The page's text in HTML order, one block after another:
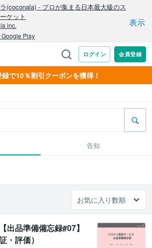
で10％割引クーポンを獲得！
告知
出品準備備忘録#07】
・評価）